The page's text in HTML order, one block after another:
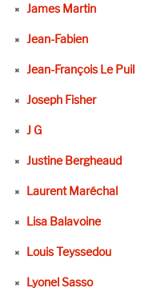
James Martin
Jean-Fabien
Jean-François Le Puil
Joseph Fisher
J G
Justine Bergheaud
Laurent Maréchal
Lisa Balavoine
Louis Teyssedou
Lyonel Sasso